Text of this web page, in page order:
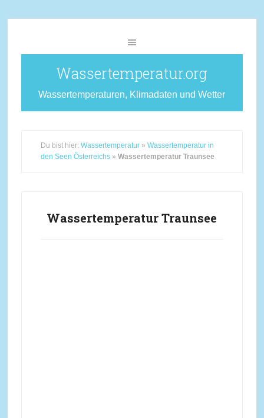
Wassertemperatur.org
Wassertemperaturen, Klimadaten und Wetter
Du bist hier: Wassertemperatur» Wassertemperatur in
den Seen Österreichs» Wassertemperatur Traunsee
Wassertemperatur Traunsee